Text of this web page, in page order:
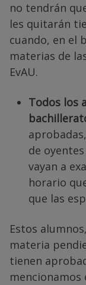
no tendrán
les quitarán
cuando, en el
materias de
EvAU.
Todos los
de
vayan a
horario
que las
Estos
materia
tienen